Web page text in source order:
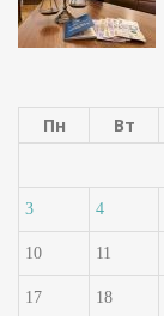
Пн
Вт
3 4
10 11
17 18